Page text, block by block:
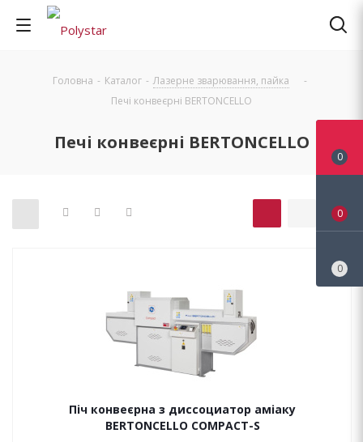
Головна - Каталог - Лазерне зварювання, пайка
-
Печі конвеєрні BERTONCELLO
Печі конвеєрні BERTONCELLO
Піч конвеєрна з диссоциатор аміаку
BERTONCELLO COMPACT-S
0
0
0